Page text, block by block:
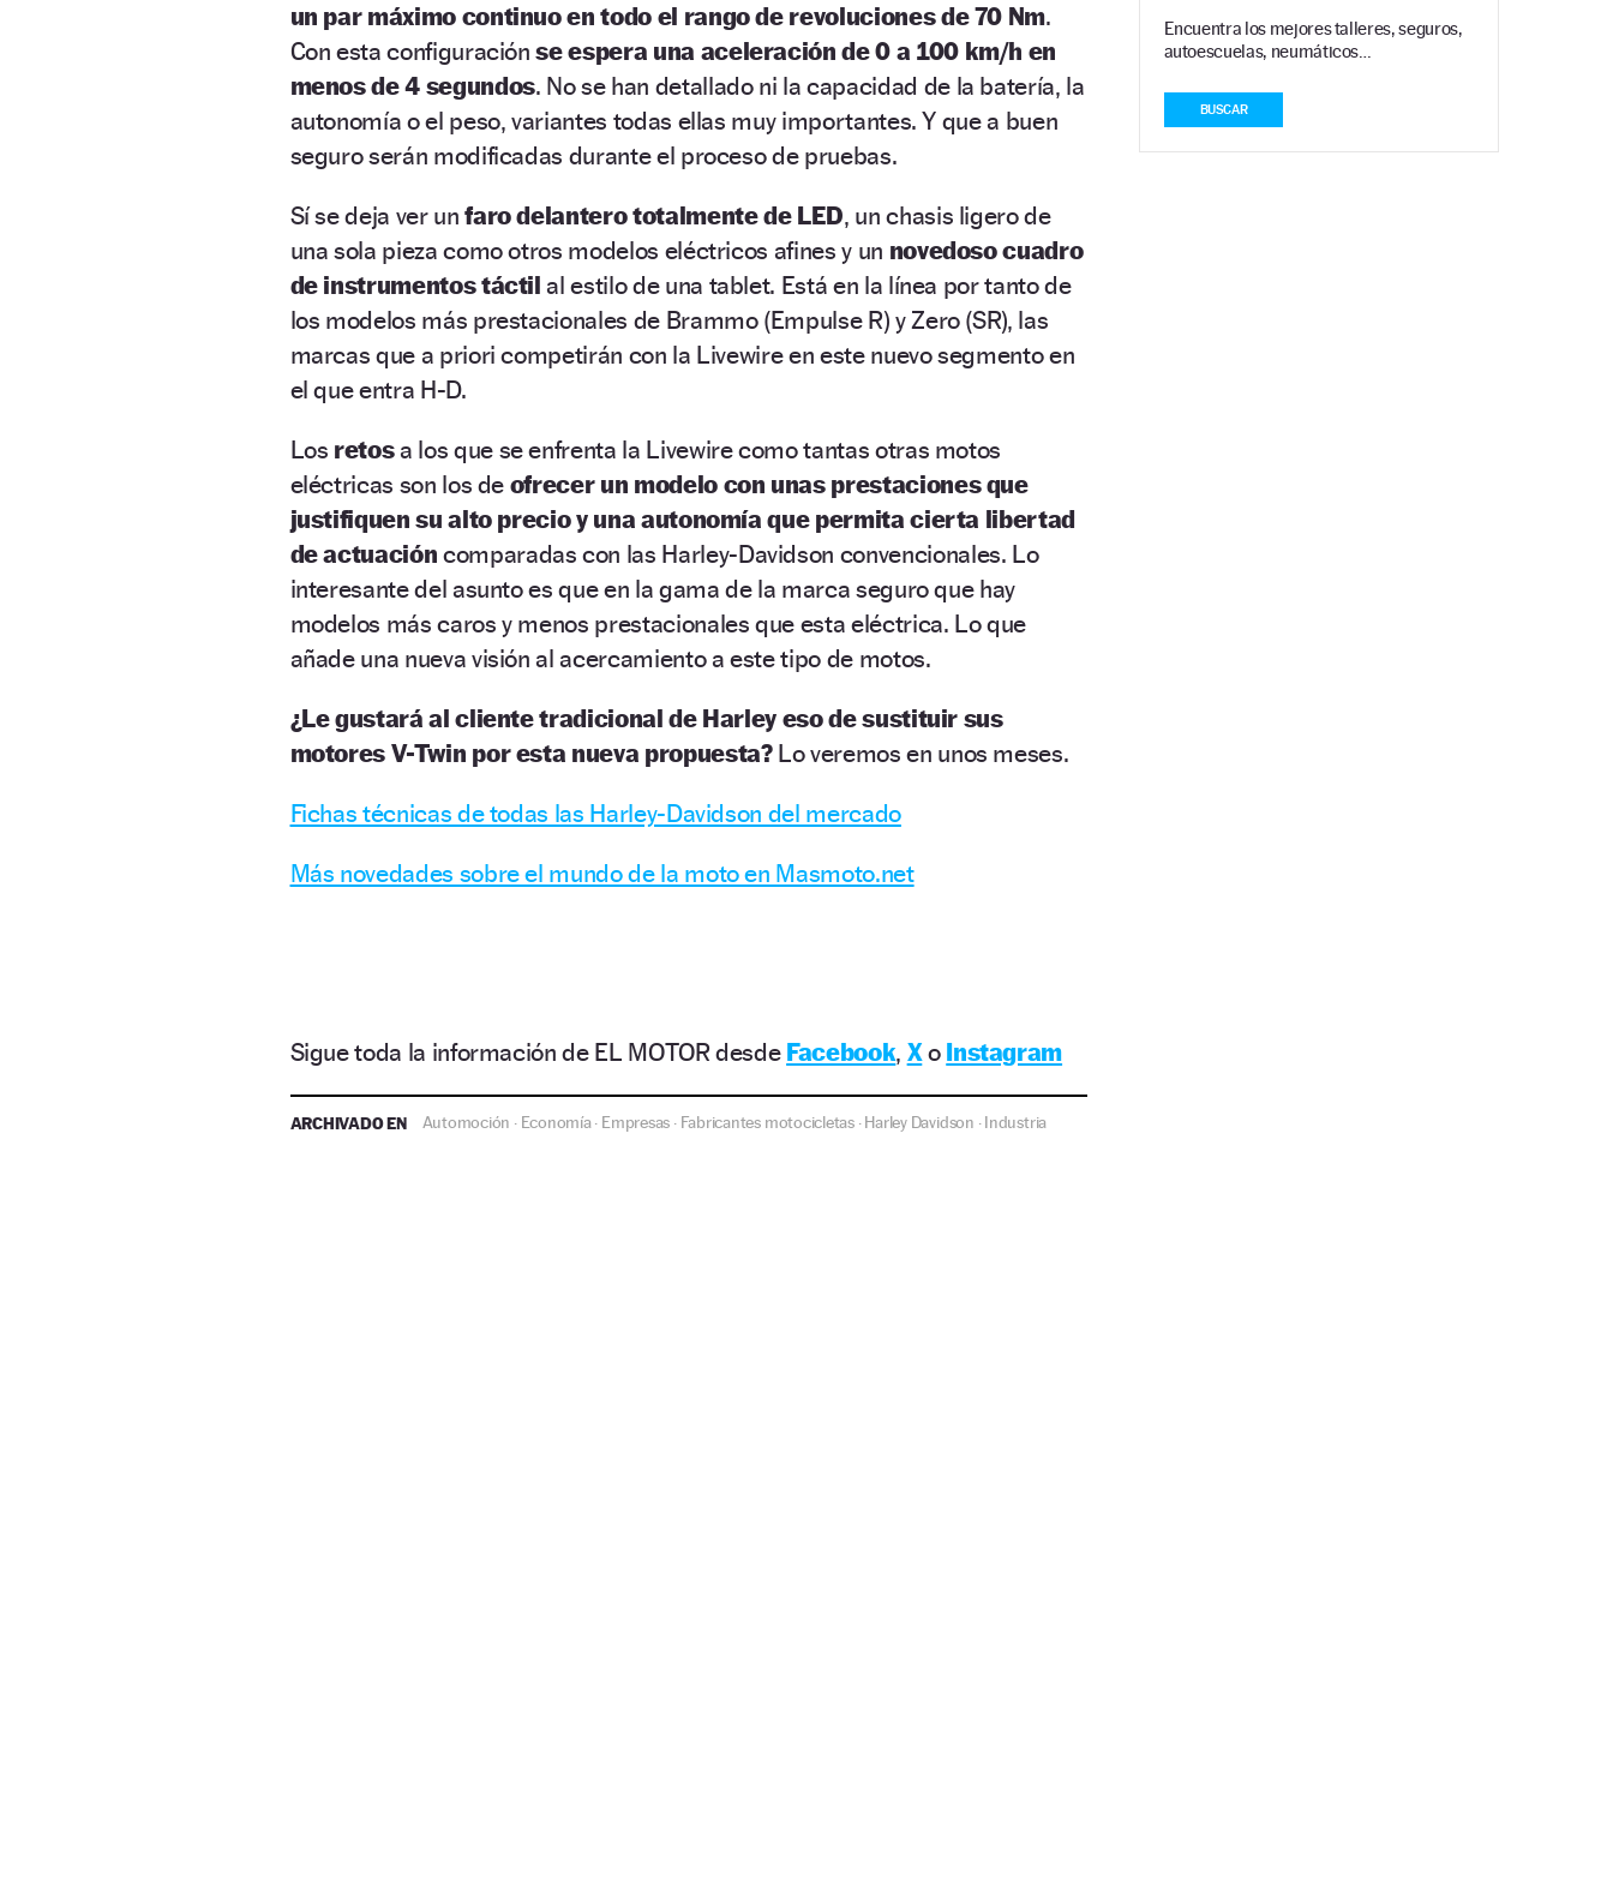
un par máximo continuo en todo el rango de revoluciones de 70 Nm.
Con esta configuraciónse espera una aceleración de 0 a 100 km/h en
menos de 4 segundos. No se han detallado ni la capacidad de la batería, la
autonomía o el peso, variantes todas ellas muy importantes. Y que a buen
seguro serán modificadas durante el proceso de pruebas.
Sí se deja ver unfaro delantero totalmente de LED, un chasis ligero de
una sola pieza como otros modelos eléctricos afines y un novedoso cuadro
de instrumentos táctil al estilo de una tablet. Está en la línea por tanto de
los modelos más prestacionales de Brammo (Empulse R) y Zero (SR), las
marcas que a priori competirán con la Livewire en este nuevo segmento en
el que entra H-D.
Los retosa los que se enfrenta la Livewire como tantas otras motos
eléctricas son los de ofrecer un modelo con unas prestaciones que
justifiquen su alto precio y una autonomía que permita cierta libertad
de actuación comparadas con las Harley-Davidson convencionales. Lo
interesante del asunto es que en la gama de la marca seguro que hay
modelos más caros y menos prestacionales que esta eléctrica. Lo que
añade una nueva visión al acercamiento a este tipo de motos.
¿Le gustará al cliente tradicional de Harley eso de sustituir sus
motores V-Twin por esta nueva propuesta?Lo veremos en unos meses.
Fichas técnicas de todas las Harley-Davidson del mercado
Más novedades sobre el mundo de la moto en Masmoto.net
Sigue toda la información de EL MOTOR desde Facebook, Xo Instagram
ARCHIVADO EN Automoción · Economía· Empresas · Fabricantes motocicletas·Harley Davidson ·Industria
Encuentra los mejores talleres, seguros,
autoescuelas, neumáticos…
BUSCAR